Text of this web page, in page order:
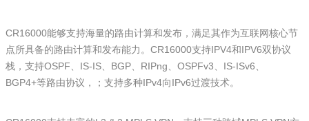
CR16000能够支持海量的路由计算和发布，满足其作为互联网核心节
点所具备的路由计算和发布能力。CR16000支持IPV4和IPV6双协议
栈，支持OSPF、IS-IS、BGP、RIPng、OSPFv3、IS-ISv6、
BGP4+等路由协议，；支持多种IPv4向IPv6过渡技术。